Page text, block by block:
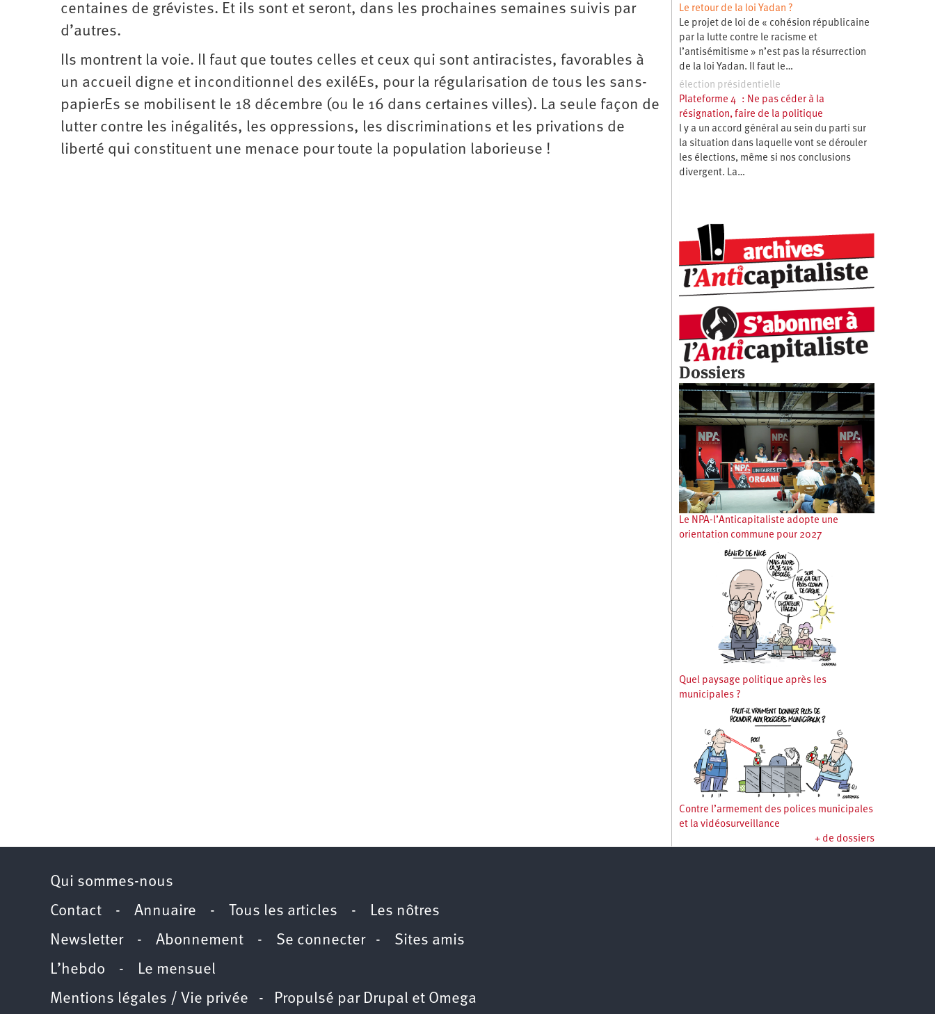
centaines de grévistes. Et ils sont et seront, dans les prochaines semaines suivis par
d’autres.
Ils montrent la voie. Il faut que toutes celles et ceux qui sont antiracistes, favorables à
un accueil digne et inconditionnel des exiléEs, pour la régularisation de tous les sans-
papierEs se mobilisent le 18 décembre (ou le 16 dans certaines villes). La seule façon de
lutter contre les inégalités, les oppressions, les discriminations et les privations de
liberté qui constituent une menace pour toute la population laborieuse !
Le retour de la loi Yadan ?
Le projet de loi de « cohésion républicaine
par la lutte contre le racisme et
l’antisémitisme » n’est pas la résurrection
de la loi Yadan. Il faut le…
élection présidentielle
Plateforme 4 : Ne pas céder à la
résignation, faire de la politique
l y a un accord général au sein du parti sur
la situation dans laquelle vont se dérouler
les élections, même si nos conclusions
divergent. La…
Dossiers
Le NPA-l’Anticapitaliste adopte une
orientation commune pour 2027
Quel paysage politique après les
municipales ?
Contre l’armement des polices municipales
et la vidéosurveillance
+ de dossiers
Qui sommes-nous
Contact - Annuaire - Tous les articles - Les nôtres
Newsletter- Abonnement - Se connecter- Sites amis
L’hebdo - Le mensuel
Mentions légales / Vie privée - Propulsé par Drupal et Omega